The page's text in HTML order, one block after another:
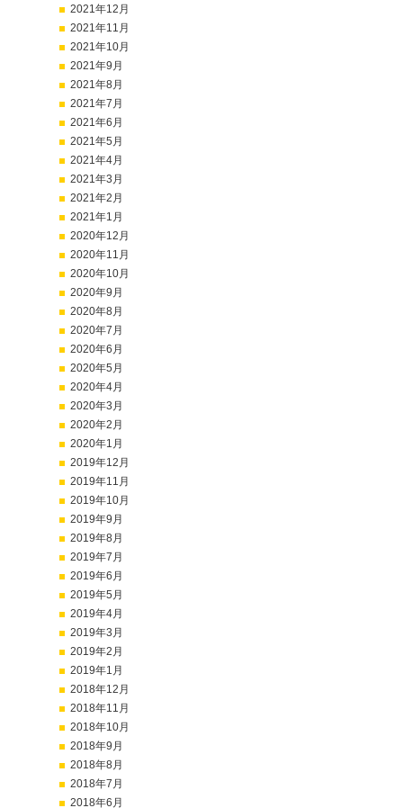
2021年12月
2021年11月
2021年10月
2021年9月
2021年8月
2021年7月
2021年6月
2021年5月
2021年4月
2021年3月
2021年2月
2021年1月
2020年12月
2020年11月
2020年10月
2020年9月
2020年8月
2020年7月
2020年6月
2020年5月
2020年4月
2020年3月
2020年2月
2020年1月
2019年12月
2019年11月
2019年10月
2019年9月
2019年8月
2019年7月
2019年6月
2019年5月
2019年4月
2019年3月
2019年2月
2019年1月
2018年12月
2018年11月
2018年10月
2018年9月
2018年8月
2018年7月
2018年6月